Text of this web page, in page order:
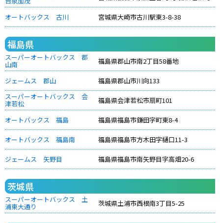
オートバックス 古川 宮城県大崎市古川駅東3-8-38
福島県
スーパーオートバックス 郡
山南 福島県郡山市南2丁目58番地
ジェームス 郡山
福島県郡山市川向133
スーパーオートバックス 会
津若松 福島県会津若松市扇町101
オートバックス 福島 福島県福島市鎌田字町東8-4
オートバックス 福島南 福島県福島市方木田字樋口11-3
ジェームス 矢野目 福島県福島市南矢野目字高畑20-6
茨城県
スーパーオートバックス 土
浦東大通り 茨城県土浦市西根南3丁目5-25